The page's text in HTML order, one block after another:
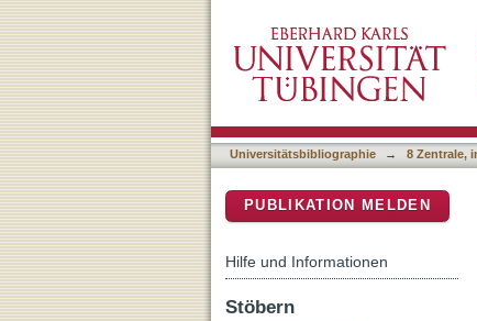
Europium(III)
picolyl)amine-based
Universitätsbibliographie → 8 Zentrale,
PUBLIKATION MELDEN
Hilfe und Informationen
Stöbern